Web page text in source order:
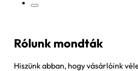
Rólunk mondták
Hiszünk abban, hogy vásárlóink